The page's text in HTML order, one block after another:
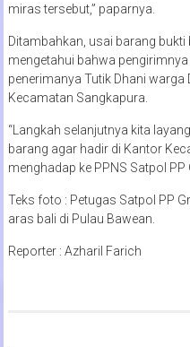
miras tersebut,” paparnya.
Ditambahkan, usai barang
mengetahui bahwa
penerimanya Tutik Dhani warga
Kecamatan Sangkapura.
“Langkah selanjutnya kita
barang agar hadir di Kantor
menghadap ke PPNS Satpol PP
Teks foto : Petugas Satpol PP
aras bali di Pulau Bawean.
Reporter : Azharil Farich